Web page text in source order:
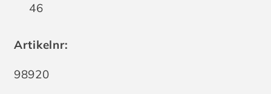
46
Artikelnr:
Lagerhållningsenhet:
98920